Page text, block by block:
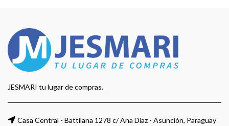
JESMARI tu lugar de compras.
Casa Central - Battilana 1278 c/ Ana Diaz - Asunción, Paraguay